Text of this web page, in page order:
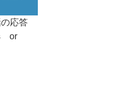
応答
or